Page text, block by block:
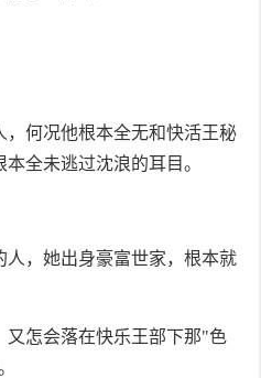
，何况他根本全无和快活王秘
全未逃过沈浪的耳目。
人，她出身豪富世家，根本就
又怎会落在快乐王部下那"色